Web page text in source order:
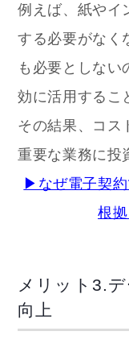
例えば、紙やイ
する必要がなく
も必要としない
効に活用するこ
その結果、コス
重要な業務に投
▶なぜ電子契約
根
メリット3.
向上